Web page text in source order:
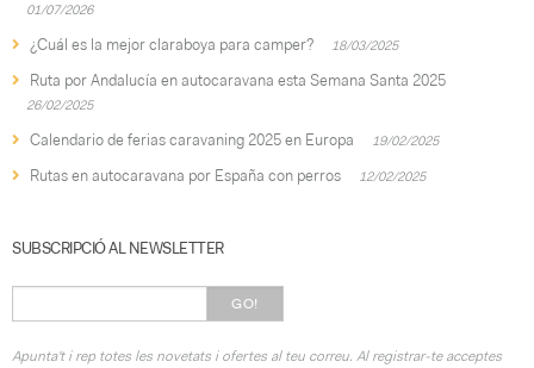
01/07/2026
¿Cuál es la mejor claraboya para camper? 18/03/2025
Ruta por Andalucía en autocaravana esta Semana Santa 2025
26/02/2025
Calendario de ferias caravaning 2025 en Europa 19/02/2025
Rutas en autocaravana por España con perros 12/02/2025
SUBSCRIPCIÓ AL NEWSLETTER
GO!
Apunta't i rep totes les novetats i ofertes al teu correu. Al registrar-te acceptes